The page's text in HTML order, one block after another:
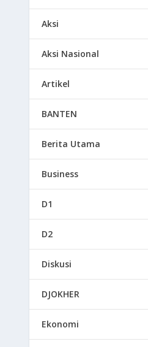
Aksi
Aksi Nasional
Artikel
BANTEN
Berita Utama
Business
D1
D2
Diskusi
DJOKHER
Ekonomi